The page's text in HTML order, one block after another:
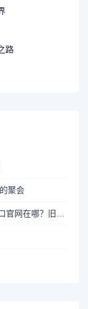
路
聚会